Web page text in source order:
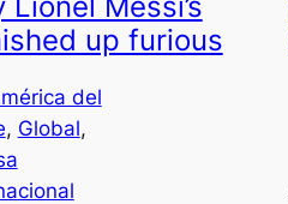
up furious
del
, Global